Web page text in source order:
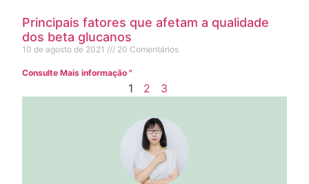
Principais fatores que afetam a qualidade
dos beta glucanos
10 de agosto de 2021 20 Comentários
Consulte Mais informação "
1 2 3